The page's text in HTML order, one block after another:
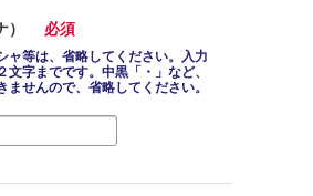
） 必須
ャ等は、省略してください。入力
文字までです。中黒「・」など、
ませんので、省略してください。